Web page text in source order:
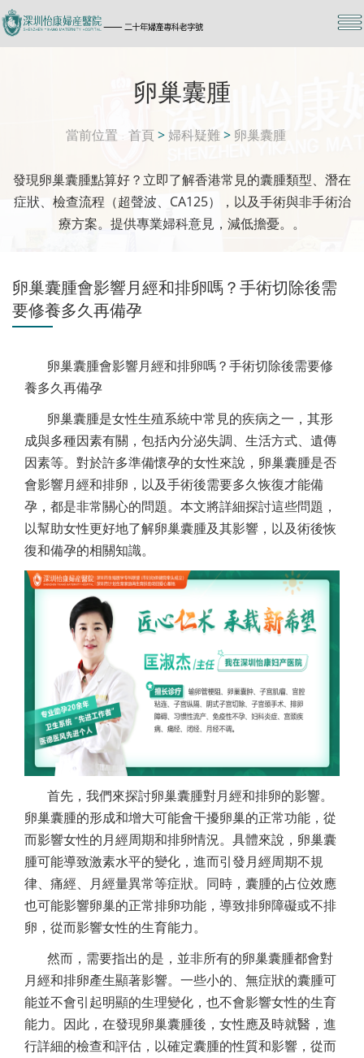
卵巢囊腫
當前位置 首頁 >婦科疑難> 卵巢囊腫
發現卵巢囊腫點算好？立即了解香港常見的囊腫類型、潛在
症狀、檢查流程（超聲波、CA125），以及手術與非手術治
療方案。提供專業婦科意見，減低擔憂。。
卵巢囊腫會影響月經和排卵嗎？手術切除後需
要修養多久再備孕
卵巢囊腫會影響月經和排卵嗎？手術切除後需要修
養多久再備孕
卵巢囊腫是女性生殖系統中常見的疾病之一，其形
成與多種因素有關，包括內分泌失調、生活方式、遺傳
因素等。對於許多準備懷孕的女性來說，卵巢囊腫是否
會影響月經和排卵，以及手術後需要多久恢復才能備
孕，都是非常關心的問題。本文將詳細探討這些問題，
以幫助女性更好地了解卵巢囊腫及其影響，以及術後恢
復和備孕的相關知識。
首先，我們來探討卵巢囊腫對月經和排卵的影響。
卵巢囊腫的形成和增大可能會干擾卵巢的正常功能，從
而影響女性的月經周期和排卵情況。具體來說，卵巢囊
腫可能導致激素水平的變化，進而引發月經周期不規
律、痛經、月經量異常等症狀。同時，囊腫的占位效應
也可能影響卵巢的正常排卵功能，導致排卵障礙或不排
卵，從而影響女性的生育能力。
然而，需要指出的是，並非所有的卵巢囊腫都會對
月經和排卵產生顯著影響。一些小的、無症狀的囊腫可
能並不會引起明顯的生理變化，也不會影響女性的生育
能力。因此，在發現卵巢囊腫後，女性應及時就醫，進
行詳細的檢查和評估，以確定囊腫的性質和影響，從而